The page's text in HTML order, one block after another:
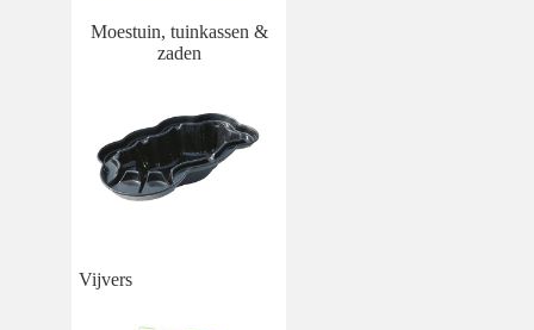
Moestuin, tuinkassen &
zaden
Vijvers